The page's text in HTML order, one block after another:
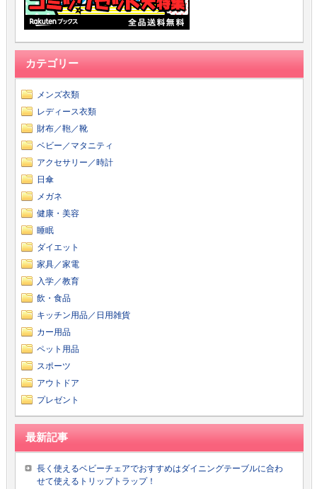
カテゴリー
メンズ衣類
レディース衣類
財布／鞄／靴
ベビー／マタニティ
アクセサリー／時計
日傘
メガネ
健康・美容
睡眠
ダイエット
家具／家電
入学／教育
飲・食品
キッチン用品／日用雑貨
カー用品
ペット用品
スポーツ
アウトドア
プレゼント
最新記事
長く使えるベビーチェアでおすすめはダイニングテーブルに合わ
せて使えるトリップトラップ！